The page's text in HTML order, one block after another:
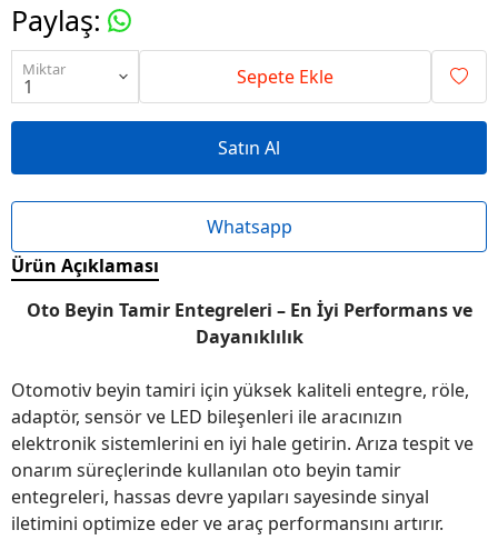
Paylaş:
Miktar Sepete Ekle
Satın Al
Whatsapp
Ürün Açıklaması
Oto Beyin Tamir Entegreleri – En İyi Performans ve
Dayanıklılık
Otomotiv beyin tamiri için yüksek kaliteli entegre, röle,
adaptör, sensör ve LED bileşenleri ile aracınızın
elektronik sistemlerini en iyi hale getirin. Arıza tespit ve
onarım süreçlerinde kullanılan oto beyin tamir
entegreleri, hassas devre yapıları sayesinde sinyal
iletimini optimize eder ve araç performansını artırır.